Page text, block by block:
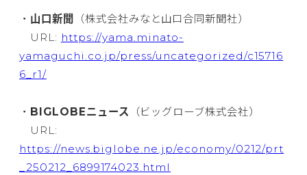
・ 山口新聞
（株式会社みなと山口合同新聞社）
URL: https://yama.minato-
yamaguchi.co.jp/press/uncategorized/c15716
6_r1/
・ BIGLOBEニュース （ビッグローブ株式会社）
URL:
https://news.biglobe.ne.jp/economy/0212/prt
_250212_6899174023.html